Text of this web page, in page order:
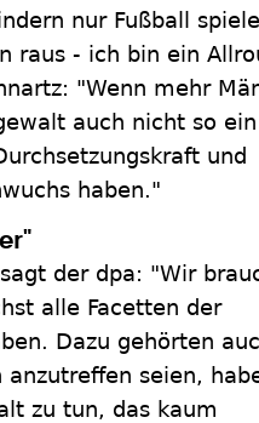
nur Fußball
raus - ich bin ein
"Wenn mehr
auch nicht so ein
und
haben."
der dpa: "Wir
alle Facetten der
Dazu gehörten
anzutreffen seien,
zu tun, das kaum